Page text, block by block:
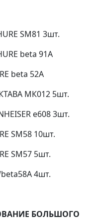
SM81 3шт.
beta 91A
beta 52A
МК012 5шт.
e608 3шт.
SM58 10шт.
SM57 5шт.
4шт.
БОЛЬШОГО